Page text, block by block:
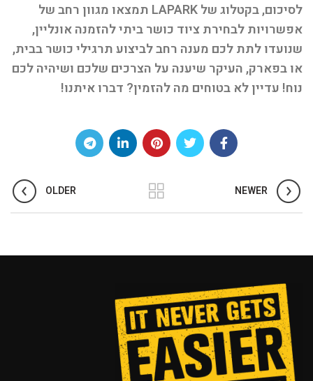
לסיכום, בקטלוג של LAPARK תמצאו מגוון רחב של
אפשרויות לבחירת ציוד כושר ביתי להזמנה אונליין,
שנועדו לתת לכם מענה רחב לביצוע תרגילי כושר בבית,
או בפארק, העיקר שיענה על הצרכים שלכם ושיהיה לכם
נוח! עדיין לא בטוחים מה להזמין? דברו איתנו!
NEWER
OLDER